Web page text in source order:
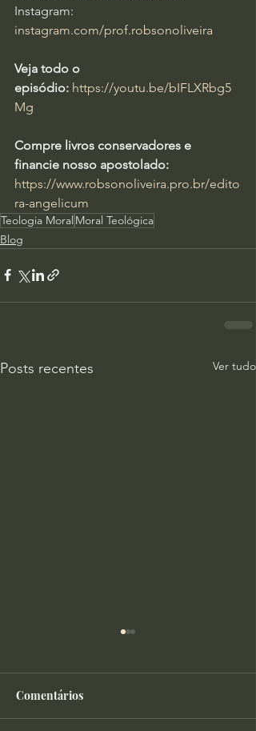
Instagram:
instagram.com/prof.robsonoliveira
Veja todo o
episódio: https://youtu.be/bIFLXRbg5
Mg
Compre livros conservadores e
financie nosso apostolado:
https://www.robsonoliveira.pro.br/edito
ra-angelicum
Teologia Moral Moral Teológica
Blog
Posts recentes Ver tudo
Comentários